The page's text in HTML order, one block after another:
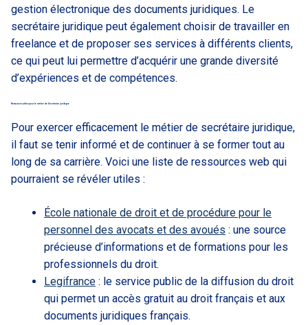
gestion électronique des documents juridiques. Le
secrétaire juridique peut également choisir de travailler en
freelance et de proposer ses services à différents clients,
ce qui peut lui permettre d’acquérir une grande diversité
d’expériences et de compétences.
Ressources utiles pour le métier de Secrétaire juridique
Pour exercer efficacement le métier de secrétaire juridique,
il faut se tenir informé et de continuer à se former tout au
long de sa carrière. Voici une liste de ressources web qui
pourraient se révéler utiles :
École nationale de droit et de procédure pour le
personnel des avocats et des avoués : une source
précieuse d’informations et de formations pour les
professionnels du droit.
Legifrance : le service public de la diffusion du droit
qui permet un accès gratuit au droit français et aux
documents juridiques français.